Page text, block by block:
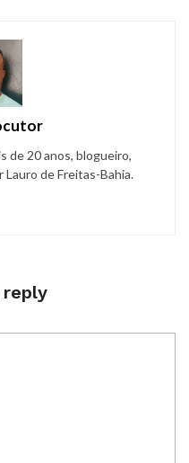
de 20 anos, blogueiro,
Lauro de Freitas-Bahia.
reply